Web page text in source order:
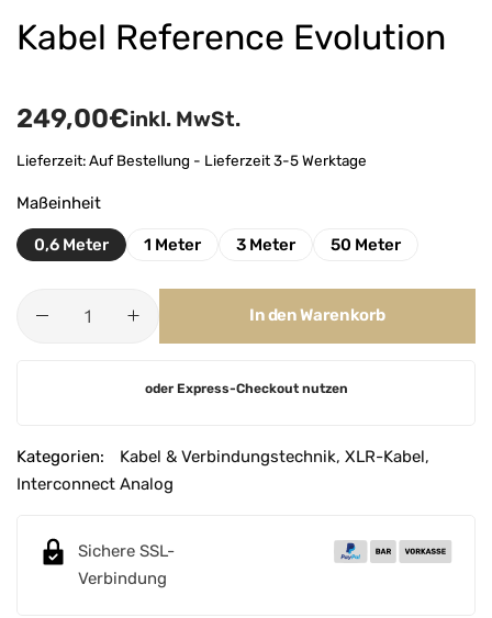
Kabel Reference Evolution
249,00€inkl. MwSt.
Lieferzeit:Auf Bestellung - Lieferzeit 3-5 Werktage
Maßeinheit
0,6 Meter 1 Meter 3 Meter 50 Meter
In den Warenkorb
e
r
oder Express-Checkout nutzen
Kategorien: Kabel & Verbindungstechnik, XLR-Kabel,
Interconnect Analog
Sichere SSL-
Verbindung